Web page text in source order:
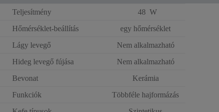
Teljesítmény
48 W
Hőmérséklet-beállítás
egy hőmérséklet
Lágy levegő
Nem alkalmazható
Hideg levegő fújása
Nem alkalmazható
Bevonat
Kerámia
Funkciók
Többféle hajformázás